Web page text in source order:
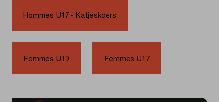
Hommes U17 - Katjeskoers
Femmes U19 Femmes U17